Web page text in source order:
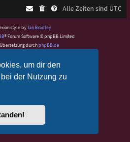
um dir den
der Nutzung zu
Alle Zeiten sind UTC
style by Ian Bradley
® Forum Software © phpBB Limited
durchphpBB.de